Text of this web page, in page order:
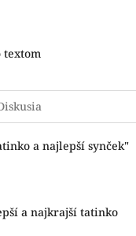
textom
a najlepší synček"
a najkrajší tatinko